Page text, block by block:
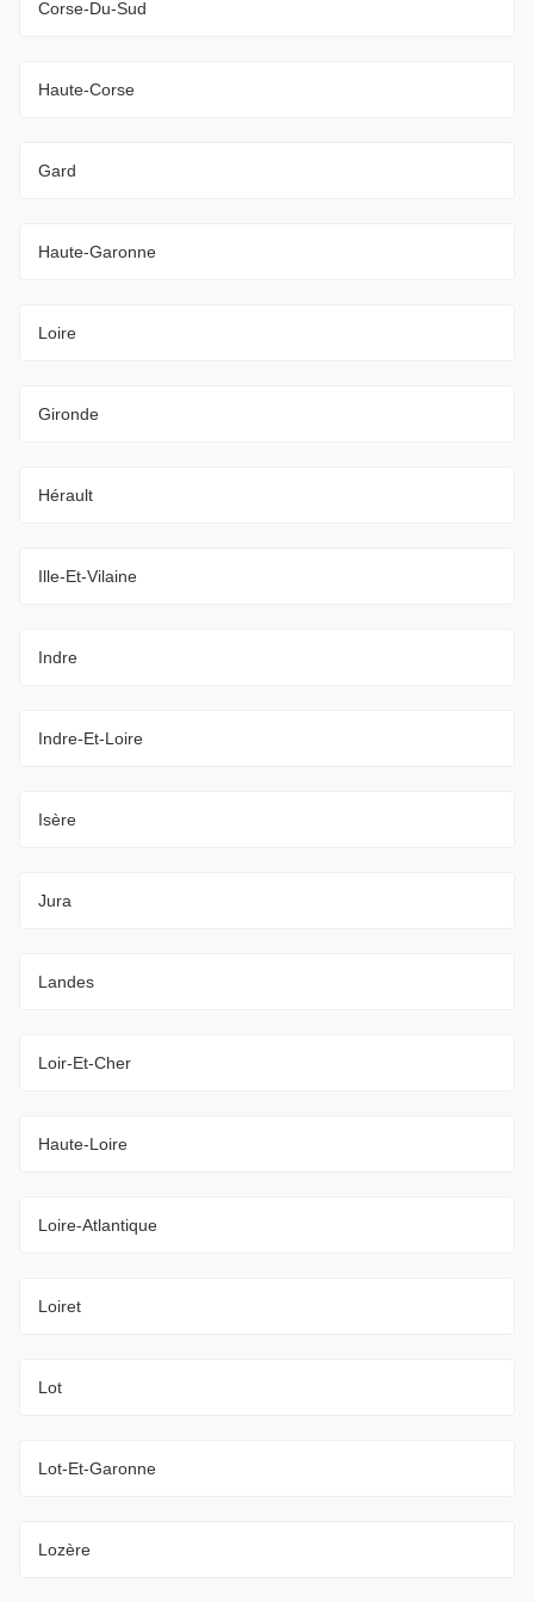
Corse-Du-Sud
Haute-Corse
Gard
Haute-Garonne
Loire
Gironde
Hérault
Ille-Et-Vilaine
Indre
Indre-Et-Loire
Isère
Jura
Landes
Loir-Et-Cher
Haute-Loire
Loire-Atlantique
Loiret
Lot
Lot-Et-Garonne
Lozère